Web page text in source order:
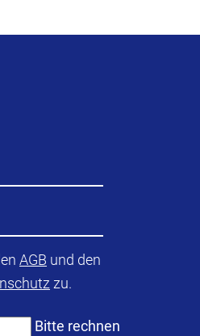
AGB und den
zu.
Bitte rechnen